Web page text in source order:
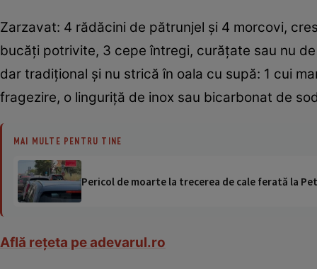
Zarzavat: 4 rădăcini de pătrunjel şi 4 morcovi,
bucăţi potrivite, 3 cepe întregi, curăţate sau nu
dar tradiţional şi nu strică în oala cu supă: 1 cui
fragezire, o linguriţă de inox sau bicarbonat de
MAI MULTE PENTRU TINE
Pericol de moarte la trecerea de cale ferată la
Află reţeta pe adevarul.ro